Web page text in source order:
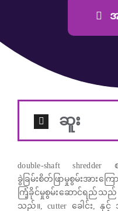
ဆူး
double-shaft
ခွဲခြမ်းစိတ်ဖြာမှုစွမ်းအာ
ကြံ့ခိုင်မှုစွမ်းဆောင်ရည်
သည်။, cutter ခေါင်း, နှင့်